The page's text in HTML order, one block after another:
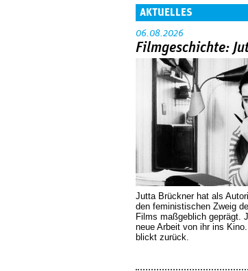
AKTUELLES
06.08.2026
Filmgeschichte:
Jutta Brückner hat als
den feministischen Zweig
Films maßgeblich geprägt.
neue Arbeit von ihr ins
blickt zurück.